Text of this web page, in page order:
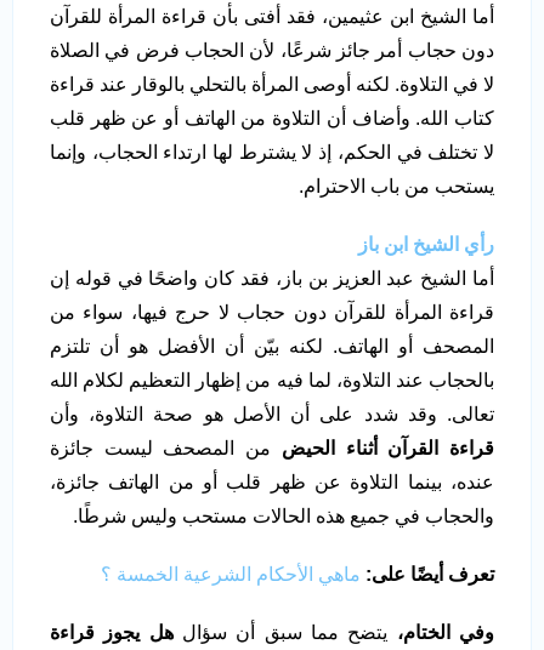
أما الشيخ ابن عثيمين، فقد أفتى بأن قراءة المرأة للقرآن
دون حجاب أمر جائز شرعًا، لأن الحجاب فرض في الصلاة
لا في التلاوة. لكنه أوصى المرأة بالتحلي بالوقار عند قراءة
كتاب الله. وأضاف أن التلاوة من الهاتف أو عن ظهر قلب
لا تختلف في الحكم، إذ لا يشترط لها ارتداء الحجاب، وإنما
يستحب من باب الاحترام.
رأي الشيخ ابن باز
أما الشيخ عبد العزيز بن باز، فقد كان واضحًا في قوله إن
قراءة المرأة للقرآن دون حجاب لا حرج فيها، سواء من
المصحف أو الهاتف. لكنه بيّن أن الأفضل هو أن تلتزم
بالحجاب عند التلاوة، لما فيه من إظهار التعظيم لكلام الله
تعالى. وقد شدد على أن الأصل هو صحة التلاوة، وأن
قراءة القرآن أثناء الحيض من المصحف ليست جائزة
عنده، بينما التلاوة عن ظهر قلب أو من الهاتف جائزة،
والحجاب في جميع هذه الحالات مستحب وليس شرطًا.
تعرف أيضًا على: ماهي الأحكام الشرعية الخمسة ؟
وفي الختام، يتضح مما سبق أن سؤالهل يجوز قراءة